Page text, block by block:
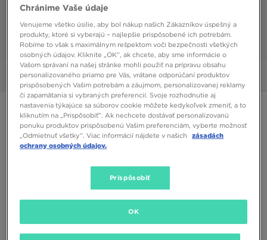
Obrázky 360°
VANS OLD SKOOL
60,00 €
Chránime Vaše údaje
Venujeme všetko úsilie, aby bol nákup našich Zákazníkov úspešný a
produkty, ktoré si vyberajú – najlepšie prispôsobené ich potrebám.
Robíme to však s maximálnym rešpektom voči bezpečnosti všetkých
osobných údajov. Kliknite „OK”, ak chcete, aby sme informácie o
Vašom správaní na našej stránke mohli použiť na prípravu obsahu
personalizovaného priamo pre Vás, vrátane odporúčaní produktov
prispôsobených Vašim potrebám a záujmom, personalizovanej reklamy
či zapamätania si vybraných preferencií. Svoje rozhodnutie aj
nastavenia týkajúce sa súborov cookie môžete kedykoľvek zmeniť, a to
kliknutím na „Prispôsobiť”. Ak nechcete dostávať personalizovanú
ponuku produktov prispôsobenú Vašim preferenciám, vyberte možnosť
„Odmietnuť všetky”. Viac informácií nájdete v našich
zásadách
ochrany osobných údajov.
Prispôsobiť
OK